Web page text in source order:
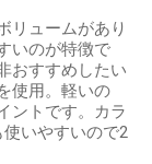
リュームがあり
いのが特徴で
おすすめしたい
使用。軽いの
ントです。カラ
いやすいので2